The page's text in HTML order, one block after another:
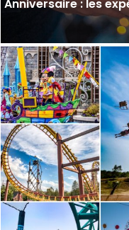
Anniversaire : les